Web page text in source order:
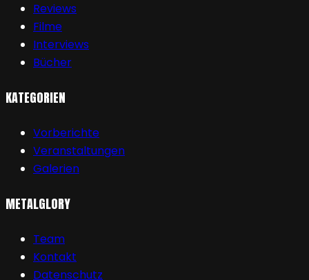
Reviews
Filme
Interviews
Bücher
KATEGORIEN
Vorberichte
Veranstaltungen
Galerien
METALGLORY
Team
Kontakt
Datenschutz